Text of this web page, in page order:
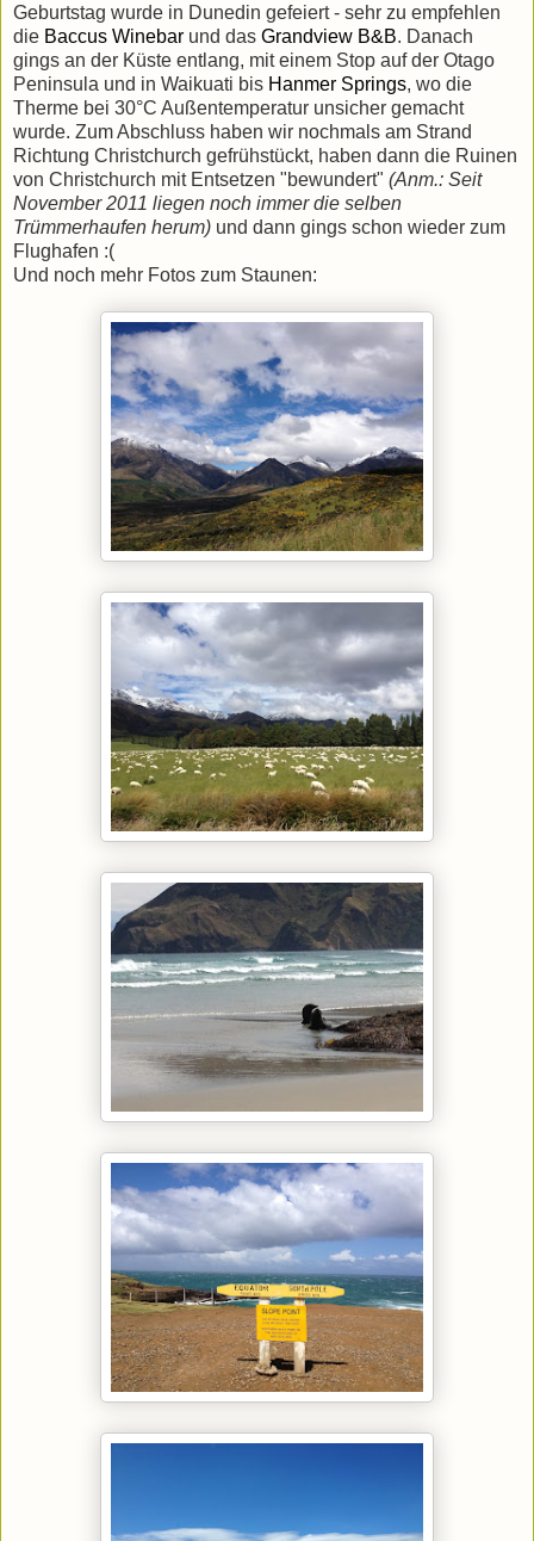
Geburtstag wurde in Dunedin gefeiert - sehr zu empfehlen
die Baccus Winebar und das Grandview B&B. Danach
gings an der Küste entlang, mit einem Stop auf der Otago
Peninsula und in Waikuati bis Hanmer Springs, wo die
Therme bei 30°C Außentemperatur unsicher gemacht
wurde. Zum Abschluss haben wir nochmals am Strand
Richtung Christchurch gefrühstückt, haben dann die Ruinen
von Christchurch mit Entsetzen "bewundert" (Anm.: Seit
November 2011 liegen noch immer die selben
Trümmerhaufen herum) und dann gings schon wieder zum
Flughafen :(
Und noch mehr Fotos zum Staunen: